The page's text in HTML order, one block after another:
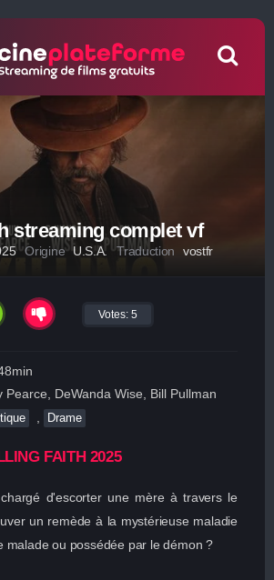
streaming complet vf
Origine U.S.A. Traduction vostfr
Votes: 5
Pearce, DeWanda Wise, Bill Pullman
Drame
FAITH 2025
d'escorter une mère à travers le
un remède à la mystérieuse maladie
malade ou possédée par le démon ?